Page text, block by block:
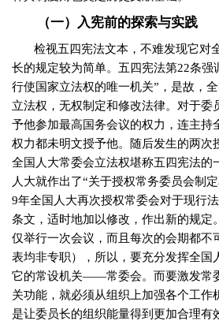
（一）入宪前的探索与实践
检视五四宪法文本，不难发现它对
长的规定较为简单。五四宪法第22条强
行使国家立法权的唯一机关”，是故，
立法权，无权制定和修改法律。对于委
予他参加最高国务会议的权力，连主持
权力都未明文授予他。随后发生的两次
全国人大常委会立法权堪称五四宪法的
人大就作出了“关于授权常务委员会制定
9年全国人大再次授权常委会对于现行
条文，适时地加以修改，作出新的规定
仅举行一次会议，而且每次的会期都不
表均非专职），所以，要充分发挥全国
它的常设机关——常委会。而要激发常
关功能，就必须从组织上加强各个工作
是让委员长的组织能量得到更加合理有